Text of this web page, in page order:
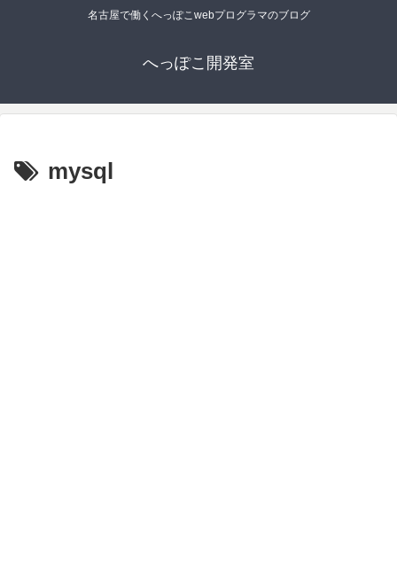
名古屋で働くへっぽこwebプログラマのブログ
へっぽこ開発室
mysql